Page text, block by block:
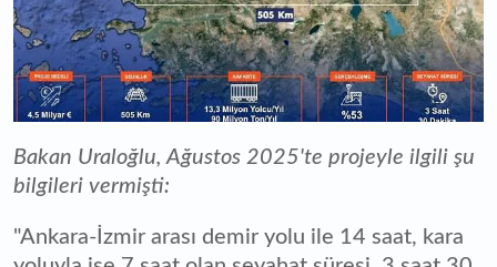
Bakan Uraloğlu, Ağustos 2025'te projeyle ilgili şu
bilgileri vermişti:
"Ankara-İzmir arası demir yolu ile 14 saat, kara